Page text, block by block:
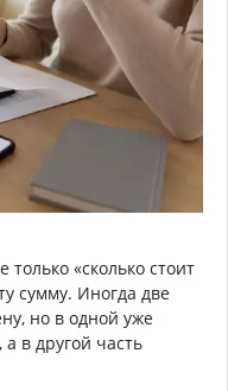
«сколько стоит
сумму. Иногда две
но в одной уже
в другой часть